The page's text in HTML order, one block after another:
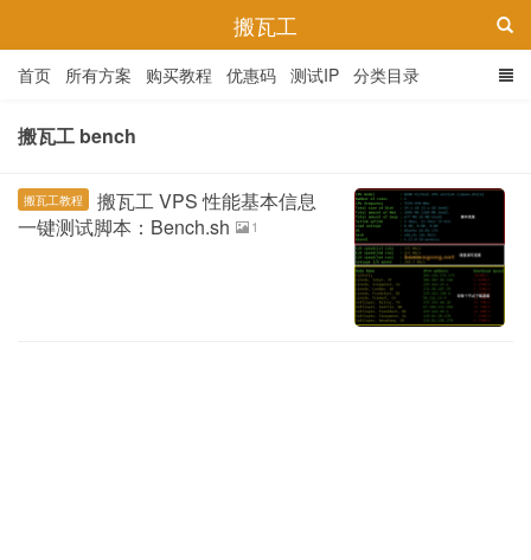
搬瓦工
首页 所有方案 购买教程 优惠码 测试IP 分类目录
搬瓦工 bench
搬瓦工教程
搬瓦工 VPS 性能基本信息
一键测试脚本：Bench.sh
1